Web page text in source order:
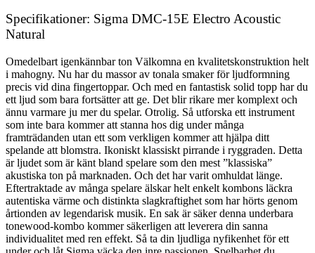
Specifikationer: Sigma DMC-15E Electro Acoustic
Natural
Omedelbart igenkännbar ton Välkomna en kvalitetskonstruktion helt
i mahogny. Nu har du massor av tonala smaker för ljudformning
precis vid dina fingertoppar. Och med en fantastisk solid topp har du
ett ljud som bara fortsätter att ge. Det blir rikare mer komplext och
ännu varmare ju mer du spelar. Otrolig. Så utforska ett instrument
som inte bara kommer att stanna hos dig under många
framträdanden utan ett som verkligen kommer att hjälpa ditt
spelande att blomstra. Ikoniskt klassiskt pirrande i ryggraden. Detta
är ljudet som är känt bland spelare som den mest ”klassiska”
akustiska ton på marknaden. Och det har varit omhuldat länge.
Eftertraktade av många spelare älskar helt enkelt kombons läckra
autentiska värme och distinkta slagkraftighet som har hörts genom
årtionden av legendarisk musik. En sak är säker denna underbara
tonewood-kombo kommer säkerligen att leverera din sanna
individualitet med ren effekt. Så ta din ljudliga nyfikenhet för ett